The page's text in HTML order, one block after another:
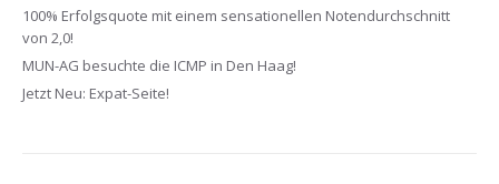
100% Erfolgsquote mit einem sensationellen Notendurchschnitt
von 2,0!
MUN-AG besuchte die ICMP in Den Haag!
Jetzt Neu: Expat-Seite!